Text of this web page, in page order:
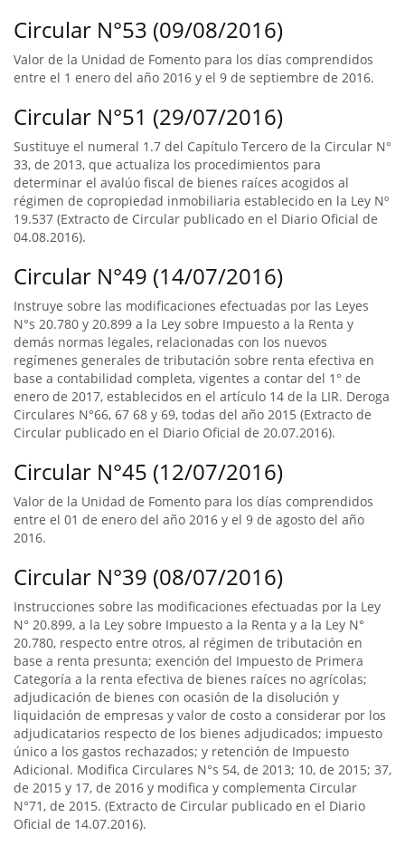
Circular N°53 (09/08/2016)
Valor de la Unidad de Fomento para los días comprendidos
entre el 1 enero del año 2016 y el 9 de septiembre de 2016.
Circular N°51 (29/07/2016)
Sustituye el numeral 1.7 del Capítulo Tercero de la Circular N°
33, de 2013, que actualiza los procedimientos para
determinar el avalúo fiscal de bienes raíces acogidos al
régimen de copropiedad inmobiliaria establecido en la Ley Nº
19.537 (Extracto de Circular publicado en el Diario Oficial de
04.08.2016).
Circular N°49 (14/07/2016)
Instruye sobre las modificaciones efectuadas por las Leyes
N°s 20.780 y 20.899 a la Ley sobre Impuesto a la Renta y
demás normas legales, relacionadas con los nuevos
regímenes generales de tributación sobre renta efectiva en
base a contabilidad completa, vigentes a contar del 1° de
enero de 2017, establecidos en el artículo 14 de la LIR. Deroga
Circulares N°66, 67 68 y 69, todas del año 2015 (Extracto de
Circular publicado en el Diario Oficial de 20.07.2016).
Circular N°45 (12/07/2016)
Valor de la Unidad de Fomento para los días comprendidos
entre el 01 de enero del año 2016 y el 9 de agosto del año
2016.
Circular N°39 (08/07/2016)
Instrucciones sobre las modificaciones efectuadas por la Ley
N° 20.899, a la Ley sobre Impuesto a la Renta y a la Ley N°
20.780, respecto entre otros, al régimen de tributación en
base a renta presunta; exención del Impuesto de Primera
Categoría a la renta efectiva de bienes raíces no agrícolas;
adjudicación de bienes con ocasión de la disolución y
liquidación de empresas y valor de costo a considerar por los
adjudicatarios respecto de los bienes adjudicados; impuesto
único a los gastos rechazados; y retención de Impuesto
Adicional. Modifica Circulares N°s 54, de 2013; 10, de 2015; 37,
de 2015 y 17, de 2016 y modifica y complementa Circular
N°71, de 2015. (Extracto de Circular publicado en el Diario
Oficial de 14.07.2016).